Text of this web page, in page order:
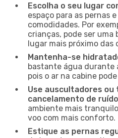
Escolha o seu lugar
espaço para as pernas
comodidades. Por
crianças, pode ser uma
lugar mais próximo das
Mantenha-se
bastante água durante
pois o ar na cabine
Use auscultadores ou
cancelamento de
ambiente mais
voo com mais conforto.
Estique as pernas